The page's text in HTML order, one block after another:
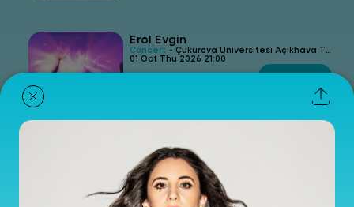
Erol Evgin
Concert
- Çukurova Üniversitesi Açıkhava Tiyatrosu
01 Oct Thu 2026 21:00
Gökhan Tepe
Concert
09 Oct Fri 2026 21:00